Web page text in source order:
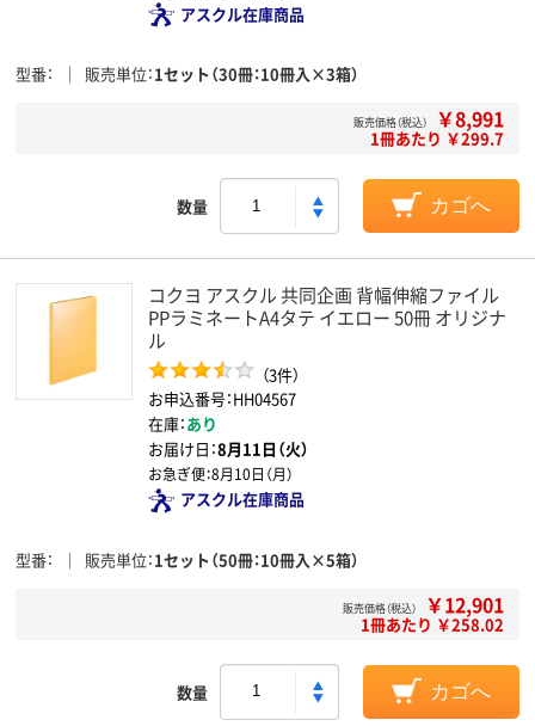
アスクル在庫商品
型番 販売単位 1セット（30冊：10冊入×3箱）
販売価格（税込） ￥8,991
1冊あたり ￥299.7
数量 カゴへ
コクヨ アスクル 共同企画 背幅伸縮ファイル
PPラミネートA4タテ イエロー 50冊 オリジナ
ル
（3件）
お申込番号：HH04567
在庫：あり
お届け日：8月11日（火）
お急ぎ便：8月10日（月）
アスクル在庫商品
型番 販売単位 1セット（50冊：10冊入×5箱）
販売価格（税込） ￥12,901
1冊あたり ￥258.02
数量 カゴへ